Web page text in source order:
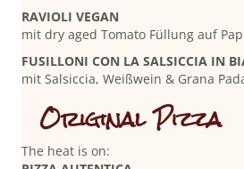
RAVIOLI VEGAN
mit dry aged Tomato Füllung auf
FUSILLONI CON LA SALSICCIA IN
mit Salsiccia, Weißwein & Grana
Original Pizza
The heat is on: